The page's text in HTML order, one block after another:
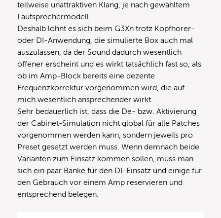
teilweise unattraktiven Klang, je nach gewähltem
Lautsprechermodell.
Deshalb lohnt es sich beim G3Xn trotz Kopfhörer-
oder DI-Anwendung, die simulierte Box auch mal
auszulassen, da der Sound dadurch wesentlich
offener erscheint und es wirkt tatsächlich fast so, als
ob im Amp-Block bereits eine dezente
Frequenzkorrektur vorgenommen wird, die auf
mich wesentlich ansprechender wirkt.
Sehr bedauerlich ist, dass die De- bzw. Aktivierung
der Cabinet-Simulation nicht global für alle Patches
vorgenommen werden kann, sondern jeweils pro
Preset gesetzt werden muss. Wenn demnach beide
Varianten zum Einsatz kommen sollen, muss man
sich ein paar Bänke für den DI-Einsatz und einige für
den Gebrauch vor einem Amp reservieren und
entsprechend belegen.